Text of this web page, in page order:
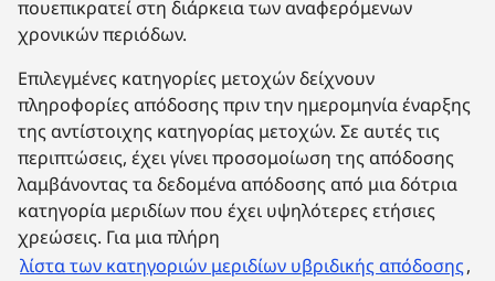
πουεπικρατεί στη διάρκεια των αναφερόμενων
χρονικών περιόδων.
Επιλεγμένες κατηγορίες μετοχών δείχνουν
πληροφορίες απόδοσης πριν την ημερομηνία έναρξης
της αντίστοιχης κατηγορίας μετοχών. Σε αυτές τις
περιπτώσεις, έχει γίνει προσομοίωση της απόδοσης
λαμβάνοντας τα δεδομένα απόδοσης από μια δότρια
κατηγορία μεριδίων που έχει υψηλότερες ετήσιες
χρεώσεις. Για μια πλήρη
λίστα των κατηγοριών μεριδίων υβριδικής απόδοσης,